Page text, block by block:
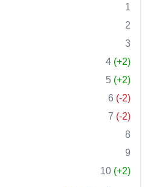
1
2
3
4 (+2)
5 (+2)
6 (-2)
7 (-2)
8
9
10 (+2)